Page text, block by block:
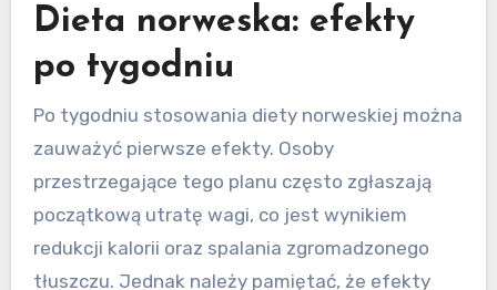
Dieta norweska: efekty
po tygodniu
Po tygodniu stosowania diety norweskiej można
zauważyć pierwsze efekty. Osoby
przestrzegające tego planu często zgłaszają
początkową utratę wagi, co jest wynikiem
redukcji kalorii oraz spalania zgromadzonego
tłuszczu. Jednak należy pamiętać, że efekty